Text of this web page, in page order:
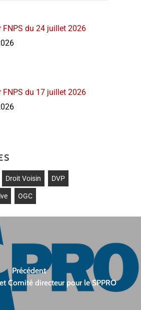
FNPS du 24 juillet 2026
FNPS du 17 juillet 2026
Droit Voisin DVP
OGC
Précédent
Comité directeur pour le SPPRO